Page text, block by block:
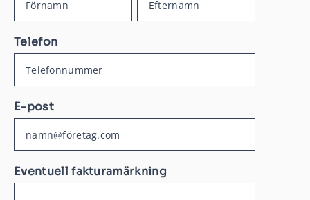
Telefon
E-post
Eventuell fakturamärkning